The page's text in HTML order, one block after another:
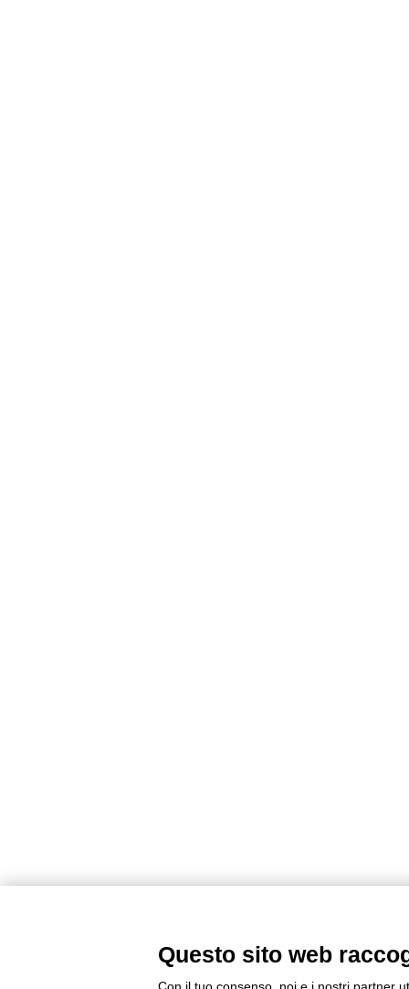
Questo sito web